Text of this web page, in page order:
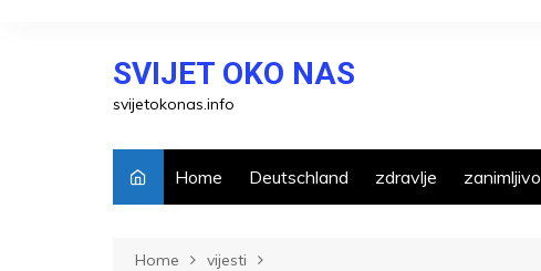
SVIJET OKO NAS
svijetokonas.info
Home Deutschland zdravlje zanimljivo
Home
vijesti